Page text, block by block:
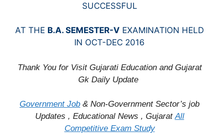
SUCCESSFUL
AT THE B.A. SEMESTER-V EXAMINATION HELD
IN OCT-DEC 2016
Thank You for Visit Gujarati Education and Gujarat
Gk Daily Update
Government Job & Non-Government Sector’s job
Updates , Educational News , GujaratAll
Competitive Exam Study